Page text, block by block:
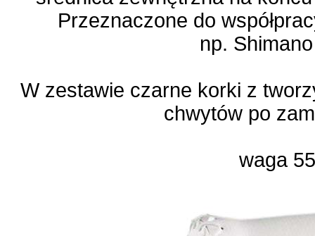
Przeznaczone do
np.
W zestawie czarne korki z
chwytów po
waga